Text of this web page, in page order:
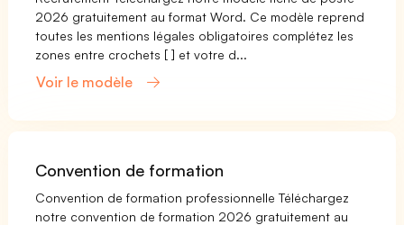
2026 gratuitement au format Word. Ce modèle reprend
toutes les mentions légales obligatoires complétez les
zones entre crochets [ ] et votre d...
Voir le modèle
Convention de formation
Convention de formation professionnelle Téléchargez
notre convention de formation 2026 gratuitement au